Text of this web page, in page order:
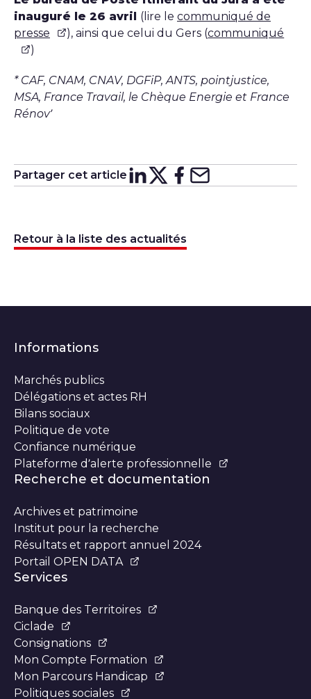
inauguré le 26 avril (lire le communiqué de
presse
), ainsi que celui du Gers (communiqué
)
* CAF, CNAM, CNAV, DGFiP, ANTS, pointjustice,
MSA, France Travail, le Chèque Energie et France
Rénov’
Partager cet article Partager sur
Partager surX
Partager
Partager
Retour à la liste des actualités
Informations
Marchés publics
Délégations et actes RH
Bilans sociaux
Politique de vote
Confiance numérique
Plateforme d’alerte professionnelle
Recherche et documentation
Archives et patrimoine
Institut pour la recherche
Résultats et rapport annuel 2024
Portail OPEN DATA
Services
Banque des Territoires
Ciclade
Consignations
Mon Compte Formation
Mon Parcours Handicap
Politiques sociales